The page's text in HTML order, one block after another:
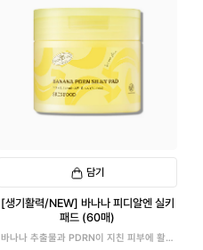
담기
[생기활력/NEW] 바나나 피디알엔 실키
패드 (60매)
바나나 추출물과 PDRN이 지친 피부에 활력